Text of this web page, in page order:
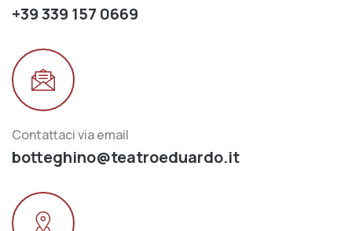
+39 339 157 0669
Contattaci via email
botteghino@teatroeduardo.it